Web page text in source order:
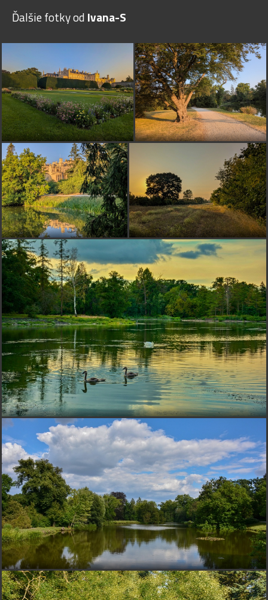
Ďalšie fotky od Ivana-S